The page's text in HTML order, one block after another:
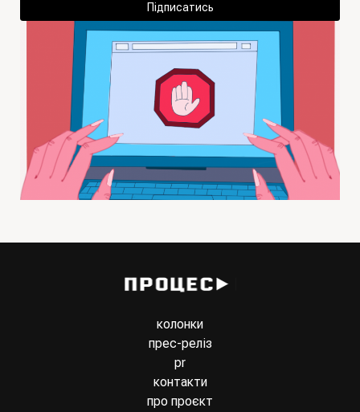
Підписатись
колонки
прес-реліз
pr
контакти
про проєкт